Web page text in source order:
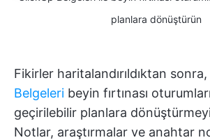
planlara dönüştürün
Fikirler haritalandırıldıktan sonra,
Belgeleri beyin fırtınası
geçirilebilir planlara dönüştürmeyi
Notlar, araştırmalar ve anahtar